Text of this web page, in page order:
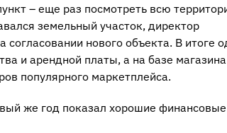
– еще раз посмотреть всю
земельный участок, директор
нового объекта. В итоге
и арендной платы, а на базе магазина
популярного маркетплейса.
же год показал хорошие финансовые